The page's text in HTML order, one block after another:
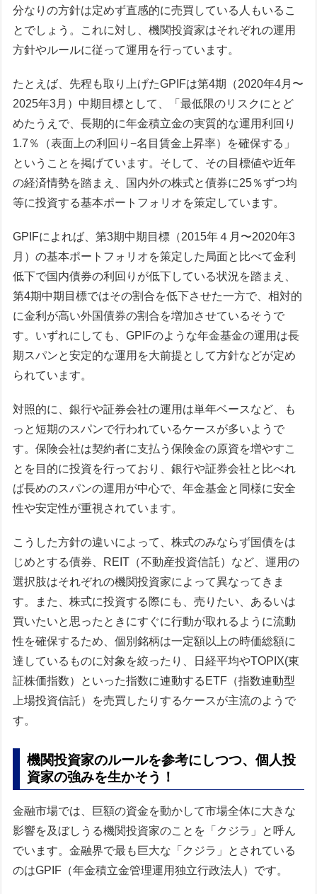
分なりの方針は定めず直感的に売買している人もいるこ
とでしょう。これに対し、機関投資家はそれぞれの運用
方針やルールに従って運用を行っています。
たとえば、先程も取り上げたGPIFは第4期（2020年4月〜
2025年3月）中期目標として、「最低限のリスクにとど
めたうえで、長期的に年金積立金の実質的な運用利回り
1.7％（表面上の利回り−名目賃金上昇率）を確保する」
ということを掲げています。そして、その目標値や近年
の経済情勢を踏まえ、国内外の株式と債券に25％ずつ均
等に投資する基本ポートフォリオを策定しています。
GPIFによれば、第3期中期目標（2015年４月〜2020年3
月）の基本ポートフォリオを策定した局面と比べて金利
低下で国内債券の利回りが低下している状況を踏まえ、
第4期中期目標ではその割合を低下させた一方で、相対的
に金利が高い外国債券の割合を増加させているそうで
す。いずれにしても、GPIFのような年金基金の運用は長
期スパンと安定的な運用を大前提として方針などが定め
られています。
対照的に、銀行や証券会社の運用は単年ベースなど、も
っと短期のスパンで行われているケースが多いようで
す。保険会社は契約者に支払う保険金の原資を増やすこ
とを目的に投資を行っており、銀行や証券会社と比べれ
ば長めのスパンの運用が中心で、年金基金と同様に安全
性や安定性が重視されています。
こうした方針の違いによって、株式のみならず国債をは
じめとする債券、REIT（不動産投資信託）など、運用の
選択肢はそれぞれの機関投資家によって異なってきま
す。また、株式に投資する際にも、売りたい、あるいは
買いたいと思ったときにすぐに行動が取れるように流動
性を確保するため、個別銘柄は一定額以上の時価総額に
達しているものに対象を絞ったり、日経平均やTOPIX(東
証株価指数）といった指数に連動するETF（指数連動型
上場投資信託）を売買したりするケースが主流のようで
す。
機関投資家のルールを参考にしつつ、個人投
資家の強みを生かそう！
金融市場では、巨額の資金を動かして市場全体に大きな
影響を及ぼしうる機関投資家のことを「クジラ」と呼ん
でいます。金融界で最も巨大な「クジラ」とされている
のはGPIF（年金積立金管理運用独立行政法人）です。